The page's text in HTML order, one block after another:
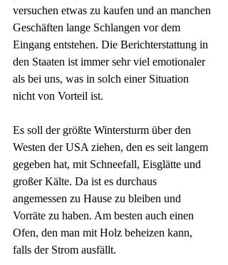
versuchen etwas zu kaufen und an manchen
Geschäften lange Schlangen vor dem
Eingang entstehen. Die Berichterstattung in
den Staaten ist immer sehr viel emotionaler
als bei uns, was in solch einer Situation
nicht von Vorteil ist.
Es soll der größte Wintersturm über den
Westen der USA ziehen, den es seit langem
gegeben hat, mit Schneefall, Eisglätte und
großer Kälte. Da ist es durchaus
angemessen zu Hause zu bleiben und
Vorräte zu haben. Am besten auch einen
Ofen, den man mit Holz beheizen kann,
falls der Strom ausfällt.